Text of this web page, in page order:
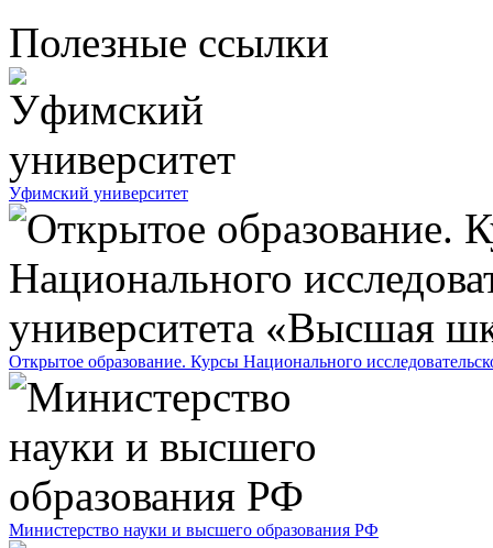
Полезные ссылки
Уфимский университет
Открытое образование. Курсы Национального
Министерство науки и высшего образования РФ